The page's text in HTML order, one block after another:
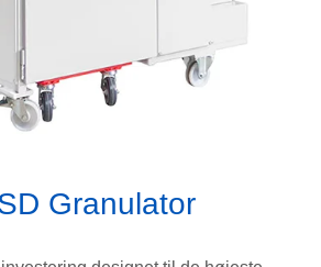
Granulator